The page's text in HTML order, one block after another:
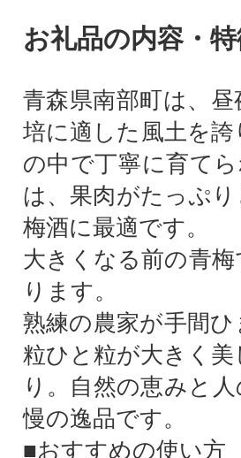
お礼品の内容・
青森県南部町は、
培に適した風土を
の中で丁寧に育て
は、果肉がたっぷ
梅酒に最適です。
大きくなる前の青
ります。
熟練の農家が手間
粒ひと粒が大きく
り。自然の恵みと
慢の逸品です。
■おすすめの使い方